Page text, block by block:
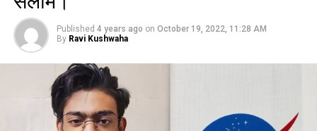
Published 4 years ago on October 19, 2022, 11:28 AM
By Ravi Kushwaha